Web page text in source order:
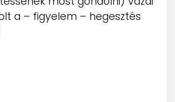
a – figyelem – hegesztés